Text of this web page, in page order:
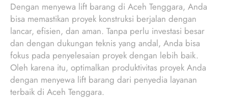
Dengan menyewa lift barang di Aceh Tenggara, Anda
bisa memastikan proyek konstruksi berjalan dengan
lancar, efisien, dan aman. Tanpa perlu investasi besar
dan dengan dukungan teknis yang andal, Anda bisa
fokus pada penyelesaian proyek dengan lebih baik.
Oleh karena itu, optimalkan produktivitas proyek Anda
dengan menyewa lift barang dari penyedia layanan
terbaik di Aceh Tenggara.